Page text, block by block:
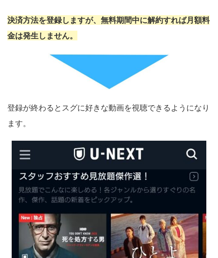
決済方法を登録しますが、無料期間中に解約すれば月額料
金は発生しません。
登録が終わるとスグに好きな動画を視聴できるようになり
ます。